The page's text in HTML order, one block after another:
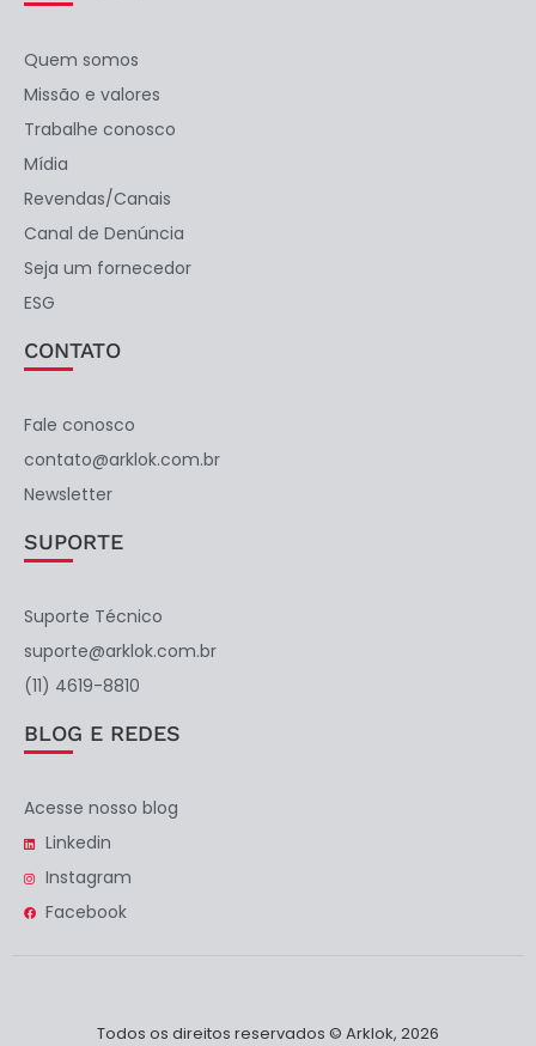
Quem somos
Missão e valores
Trabalhe conosco
Mídia
Revendas/Canais
Canal de Denúncia
Seja um fornecedor
ESG
CONTATO
Fale conosco
contato@arklok.com.br
Newsletter
SUPORTE
Suporte Técnico
suporte@arklok.com.br
(11) 4619-8810
BLOG E REDES
Acesse nosso blog
Linkedin
Instagram
Facebook
Todos os direitos reservados © Arklok, 2026